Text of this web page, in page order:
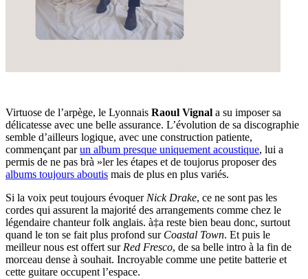
Virtuose de l’arpège, le Lyonnais Raoul Vignal a su imposer sa
délicatesse avec une belle assurance. L’évolution de sa discographie
semble d’ailleurs logique, avec une construction patiente,
commençant parun album presque uniquement acoustique, lui a
permis de ne pas brà »ler les étapes et de toujorus proposer des
albums toujours aboutis mais de plus en plus variés.
Si la voix peut toujours évoquer Nick Drake, ce ne sont pas les
cordes qui assurent la majorité des arrangements comme chez le
légendaire chanteur folk anglais. à‡a reste bien beau donc, surtout
quand le ton se fait plus profond sur Coastal Town. Et puis le
meilleur nous est offert sur Red Fresco, de sa belle intro à la fin de
morceau dense à souhait. Incroyable comme une petite batterie et
cette guitare occupent l’espace.